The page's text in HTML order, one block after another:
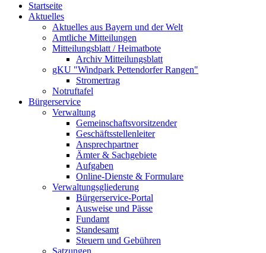
Startseite
Aktuelles
Aktuelles aus Bayern und der Welt
Amtliche Mitteilungen
Mitteilungsblatt / Heimatbote
Archiv Mitteilungsblatt
gKU "Windpark Pettendorfer Rangen"
Stromertrag
Notruftafel
Bürgerservice
Verwaltung
Gemeinschaftsvorsitzender
Geschäftsstellenleiter
Ansprechpartner
Ämter & Sachgebiete
Aufgaben
Online-Dienste & Formulare
Verwaltungsgliederung
Bürgerservice-Portal
Ausweise und Pässe
Fundamt
Standesamt
Steuern und Gebühren
Satzungen